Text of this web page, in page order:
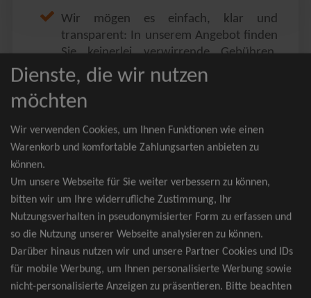
Wir mögen es einfach, klar und
transparent: In unserem Angebot finden
Sie keinerlei verwirrende Gebühren,
Zusatzangebote oder ähnliches.
Sie erhalten ausschließlich
zusammenhängende Sitzplätze, welche
nach der Bestplatzbuchung vergeben
werden.
wider Erwarten doch nicht verfügbar
sein, erhalten Sie von uns Tickets für die
nächst bessere Kategorie. Und das
kostenfrei und völlig automatisch.
Dienste, die wir nutzen
möchten
Wir verwenden Cookies, um Ihnen Funktionen wie einen
Warenkorb und komfortable Zahlungsarten anbieten zu
können.
Um unsere Webseite für Sie weiter verbessern zu können,
bitten wir um Ihre widerrufliche Zustimmung, Ihr
Nutzungsverhalten in pseudonymisierter Form zu erfassen und
so die Nutzung unserer Webseite analysieren zu können.
Darüber hinaus nutzen wir und unsere Partner Cookies und IDs
für mobile Werbung, um Ihnen personalisierte Werbung sowie
nicht-personalisierte Anzeigen zu präsentieren. Bitte beachten